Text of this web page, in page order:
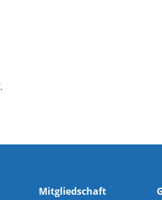
Mitgliedschaft